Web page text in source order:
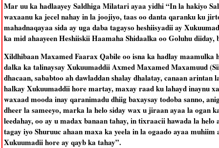
Mar uu ka hadlaayey Saldhiga Milatari ayaa yidhi “In la hakiyo
waxaanu ka jecel nahay in la joojiyo, taas oo danta qaranku ku
mahadnaqayaa sida ay uga daba tagayso heshiisyadii ay
ka mid ahaayeen Heshiiskii Haamaha Shidaalka oo Goluhu
Xildhibaan Maxamed Faarax Qabile oo isna ka hadlay maamulka
dalka ka talinaysay Xukuumaddii Axmed Maxamed Maxamuud
dhacaan, sababtoo ah dawladdan shalay dhalatay, canaan
halkay Xukuumaddii hore martay, maxay raad ku lahayd inaynu
waxaad mooda inay qaranimadu dhiig baxaysay todoba sanno,
dheer la sameeyo, marka la helo siday wax u jiraan ayaa la ogan
leedahay, oo ay u madax banaan tahay, in tixraacii hawada la
tagay iyo Shuruuc ahaan maxa ka yeela in la ogaado ayaa
Xukuumadii hore ay qayb ka tahay”.